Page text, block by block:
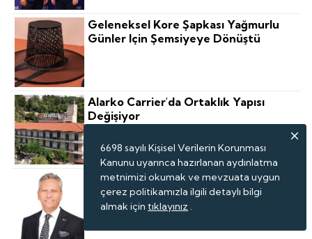
Geleneksel Kore Şapkası Yağmurlu
Günler Için Şemsiyeye Dönüştü
Alarko Carrier'da Ortaklık Yapısı
Değişiyor
İhtiyaca Yanıt Veren Modeller
Geliştirilmeli
6698 sayılı Kişisel Verilerin Korunması
Kanunu uyarınca hazırlanan aydınlatma
metnimizi okumak ve mevzuata uygun
çerez politikamızla ilgili detaylı bilgi
almak için tıklayınız .